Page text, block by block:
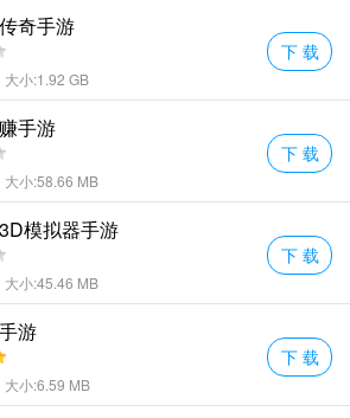
竞技自由交易装备以及丰富的社交玩法。
故事你可以参与不同的剧情故事并展开属于
更多玩家可以享受极致的pk热血体验。
则
发挥实力就能成功解决一切可能的危险就好
道享受无尽长生仙途震撼冒险可以为你带
缘三生无尽冒险愉快的精彩震撼长生九州
畅体验；
会有额外的元素技能招式把控好细节能够
和其他玩家一起刷世界boss轻松掉落神装。
能选择将战斗方式都能配合起来组队后让
奇手游
大小:1.92 GB
下 载
手游
大小:58.66 MB
下 载
模拟器手游
大小:45.46 MB
下 载
游
大小:6.59 MB
下 载